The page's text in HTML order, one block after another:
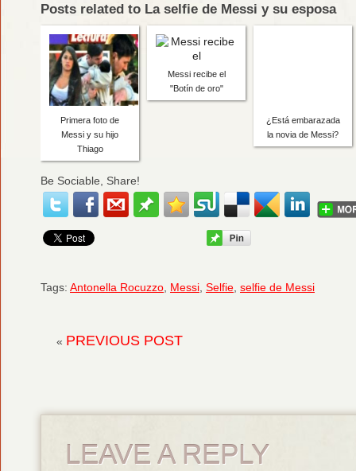
Posts related to La selfie de Messi y su esposa
Primera foto de
Messi y su hijo
Thiago
Messi recibe el
"Botín de oro"
¿Está embarazada
la novia de Messi?
Be Sociable, Share!
Tags: Antonella Rocuzzo Messi Selfie selfie de Messi
« PREVIOUS POST
LEAVE A REPLY